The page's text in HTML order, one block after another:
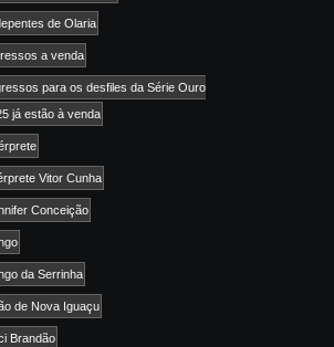
de Olaria
a venda
para os desfiles da Série Ouro
já estão à venda
Vitor Cunha
Conceição
da Serrinha
de Nova Iguaçu
Brandão